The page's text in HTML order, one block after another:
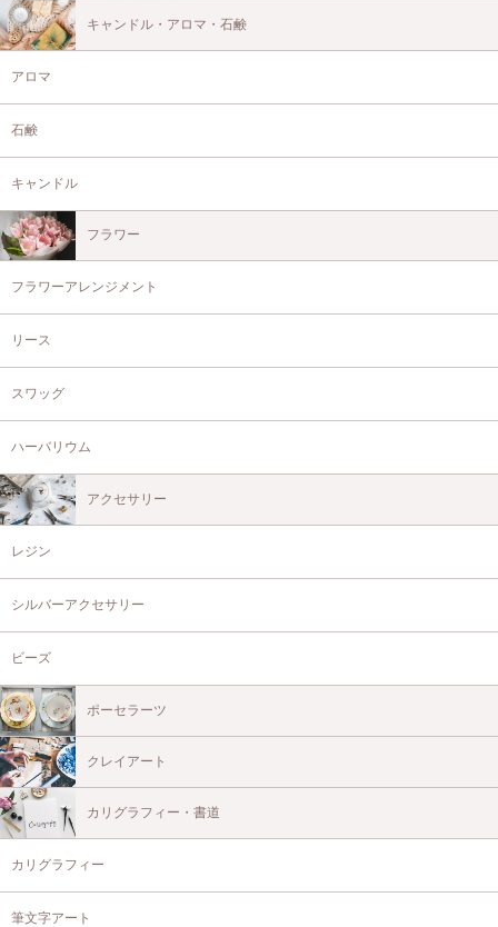
キャンドル・アロマ・石鹸
アロマ
石鹸
キャンドル
フラワー
フラワーアレンジメント
リース
スワッグ
ハーバリウム
アクセサリー
レジン
シルバーアクセサリー
ビーズ
ポーセラーツ
クレイアート
カリグラフィー・書道
カリグラフィー
筆文字アート